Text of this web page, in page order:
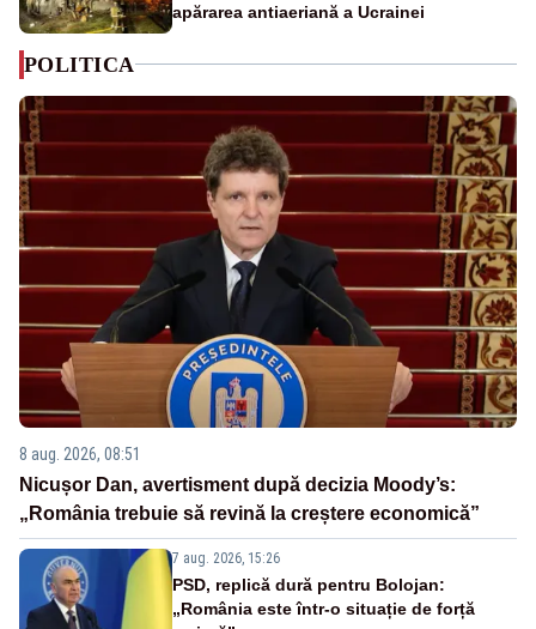
apărarea antiaeriană a Ucrainei
POLITICA
8 aug. 2026, 08:51
Nicușor Dan, avertisment după decizia Moody’s:
„România trebuie să revină la creștere economică”
7 aug. 2026, 15:26
PSD, replică dură pentru Bolojan:
„România este într-o situație de forță